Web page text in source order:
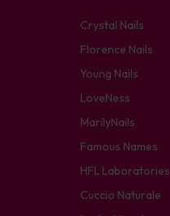
Crystal Nails
Florence Nails
Young Nails
LoveNess
MarilyNails
Famous Names
HFL Laboratories
Cuccio Naturale